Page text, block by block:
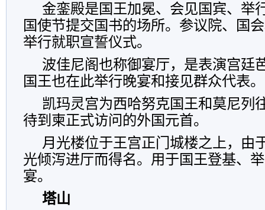
金銮殿是国王加冕、会见国宾、举
国使节提交国书的场所。参议院、国
举行就职宣誓仪式。
波佳尼阁也称御宴厅，是表演宫廷
国王也在此举行晚宴和接见群众代表。
凯玛灵宫为西哈努克国王和莫尼列
待到柬正式访问的外国元首。
月光楼位于王宫正门城楼之上，由
光倾泻进厅而得名。用于国王登基、
宴。
塔山